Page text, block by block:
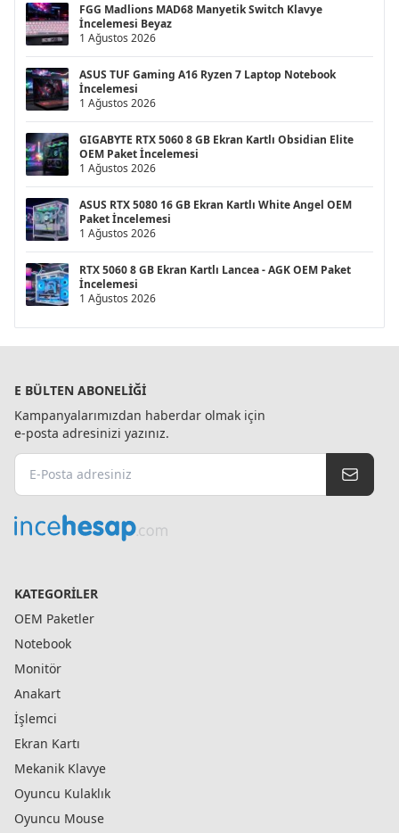
FGG Madlions MAD68 Manyetik Switch Klavye
İncelemesi Beyaz
1 Ağustos 2026
ASUS TUF Gaming A16 Ryzen 7 Laptop Notebook
İncelemesi
1 Ağustos 2026
GIGABYTE RTX 5060 8 GB Ekran Kartlı Obsidian Elite
OEM Paket İncelemesi
1 Ağustos 2026
ASUS RTX 5080 16 GB Ekran Kartlı White Angel OEM
Paket İncelemesi
1 Ağustos 2026
RTX 5060 8 GB Ekran Kartlı Lancea - AGK OEM Paket
İncelemesi
1 Ağustos 2026
E BÜLTEN ABONELIĞI
Kampanyalarımızdan haberdar olmak için
e-posta adresinizi yazınız.
KATEGORILER
OEM Paketler
Notebook
Monitör
Anakart
İşlemci
Ekran Kartı
Mekanik Klavye
Oyuncu Kulaklık
Oyuncu Mouse